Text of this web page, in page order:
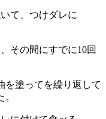
その間にすでに10回
を塗ってを繰り返して